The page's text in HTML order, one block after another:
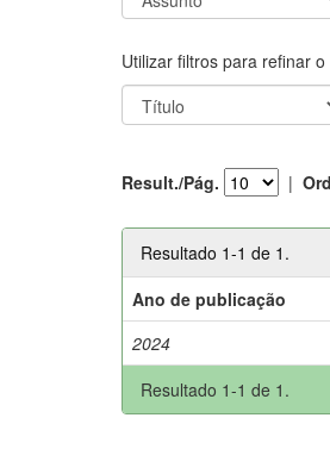
Utilizar filtros para refinar
Result./Pág. |
Resultado 1-1 de 1.
Ano de publicação
2024
Resultado 1-1 de 1.